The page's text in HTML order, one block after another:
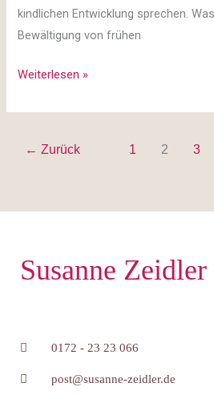
kindlichen Entwicklung sprechen.
Bewältigung von frühen
Weiterlesen »
← Zurück 1 2 3
Susanne Zeidler
0172 - 23 23 066
post@susanne-zeidler.de